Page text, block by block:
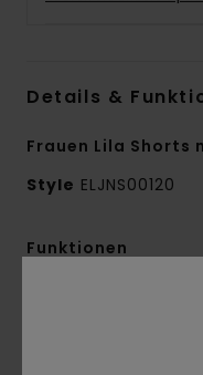
Details &
Frauen Lila Shorts
Style ELJNS00120
Funktionen
% recycelter